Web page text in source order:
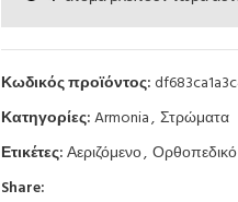
Κωδικός προϊόντος:
Κατηγορίες:Armonia, Στρώματα
Ετικέτες:Αεριζόμενο, Ορθοπεδικό
Share: